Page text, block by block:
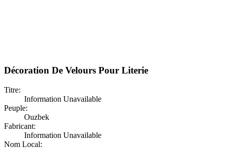
Décoration De Velours Pour Literie
Titre:
Information Unavailable
Peuple:
Ouzbek
Fabricant:
Information Unavailable
Nom Local: